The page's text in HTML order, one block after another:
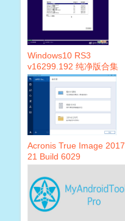
Windows10 RS3
v16299.192 纯净版合集
Acronis True Image 2017
21 Build 6029